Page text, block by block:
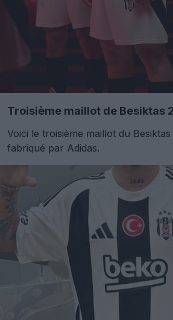
Troisième maillot de Besiktas
Voici le troisième maillot du
fabriqué par Adidas.